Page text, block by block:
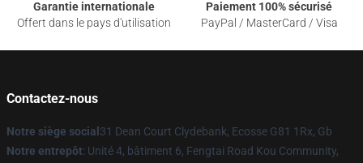
Garantie internationale
Offert dans le pays d'utilisation
Paiement 100% sécurisé
PayPal / MasterCard / Visa
Contactez-nous
Notre siège social 31 Dean Court Clydebank, Ecosse G81 1Rx, Gb
Notre entrepôt: Unité 4, bâtiment 6, Fengtai Road Kou Community,